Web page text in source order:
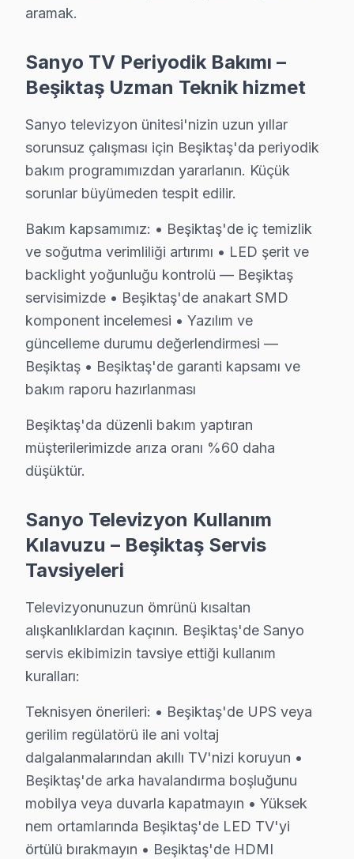
Hizmet bölgelerimiz:
• Beşiktaş'den komşu ilçelere hızlı erişim
• Beşiktaş'de toplu konut ve site anlaşmaları mevcut
Sanyo Parça Kalitesi – Beşiktaş Servisimizde
Beşiktaş'da Sanyo TV Askı Sistemi Kurulumu
Beşiktaş'da satın aldığınız Sanyo televizyonun
Kurulum sürecimiz:
• Beşiktaş'de tek veya çift ekran kurulumu (ev/ofis)
• Beşiktaş servisimizde duvar tipi braket seçimi ve
• Beşiktaş'de ses sistemi entegrasyonu (soundbar, ev
• Beşiktaş servisimizde uydu/kablo alıcısı bağlantısı
• Beşiktaş'de Smart LED TV uygulama kurulumu ve
Beşiktaş'da Sanyo Chip-Level Tamir
Sanyo ürünlerine hakim, sertifikalı teknisyen
• Beşiktaş'de ortalama 10+ yıl sektör deneyimi
• Sanyo özel sertifika ve eğitimler
• Beşiktaş servisimizde güncel teknoloji ve arıza
• Beşiktaş'de müşteri memnuniyeti odaklı yaklaşım
• Temiz ve düzenli çalışma prensibi
Beşiktaş'da bu TV televizyonunuzun tamirini
Beşiktaş'de Sanyo ekran arızası yaşanınca ilk
Ekran tamamen karardıysa ya da görüntü titriyorsa,
Sanyo Smart televizyon ünitesi platformunda
Beşiktaş bölgesinde Sanyo panel tamiri için teklif
Beşiktaş Sanyo Servis Hizmeti – Yerinde
aramak.
Sanyo TV Periyodik Bakımı –
Beşiktaş Uzman Teknik hizmet
Sanyo televizyon ünitesi'nizin uzun yıllar
sorunsuz çalışması için Beşiktaş'da periyodik
bakım programımızdan yararlanın. Küçük
sorunlar büyümeden tespit edilir.
Bakım kapsamımız: • Beşiktaş'de iç temizlik
ve soğutma verimliliği artırımı • LED şerit ve
backlight yoğunluğu kontrolü — Beşiktaş
servisimizde • Beşiktaş'de anakart SMD
komponent incelemesi • Yazılım ve
güncelleme durumu değerlendirmesi —
Beşiktaş • Beşiktaş'de garanti kapsamı ve
bakım raporu hazırlanması
Beşiktaş'da düzenli bakım yaptıran
müşterilerimizde arıza oranı %60 daha
düşüktür.
Sanyo Televizyon Kullanım
Kılavuzu – Beşiktaş Servis
Tavsiyeleri
Televizyonunuzun ömrünü kısaltan
alışkanlıklardan kaçının. Beşiktaş'de Sanyo
servis ekibimizin tavsiye ettiği kullanım
kuralları:
Teknisyen önerileri: • Beşiktaş'de UPS veya
gerilim regülatörü ile ani voltaj
dalgalanmalarından akıllı TV'nizi koruyun •
Beşiktaş'de arka havalandırma boşluğunu
mobilya veya duvarla kapatmayın • Yüksek
nem ortamlarında Beşiktaş'de LED TV'yi
örtülü bırakmayın • Beşiktaş'de HDMI